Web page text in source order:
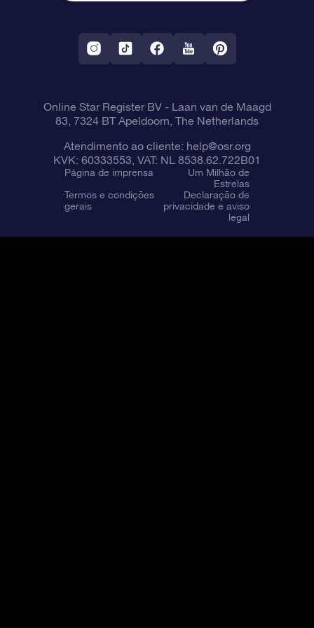
Aplicativo RV Fly me to the stars
Constelações
Online Star Register BV- Laan van de Maagd
83, 7324 BT Apeldoorn, The Netherlands
Atendimento ao cliente: help@osr.org
KVK: 60333553, VAT: NL 8538.62.722B01
Página de imprensa
Um Milhão de
Estrelas
Termos e condições
gerais
Declaração de
privacidade e aviso
legal